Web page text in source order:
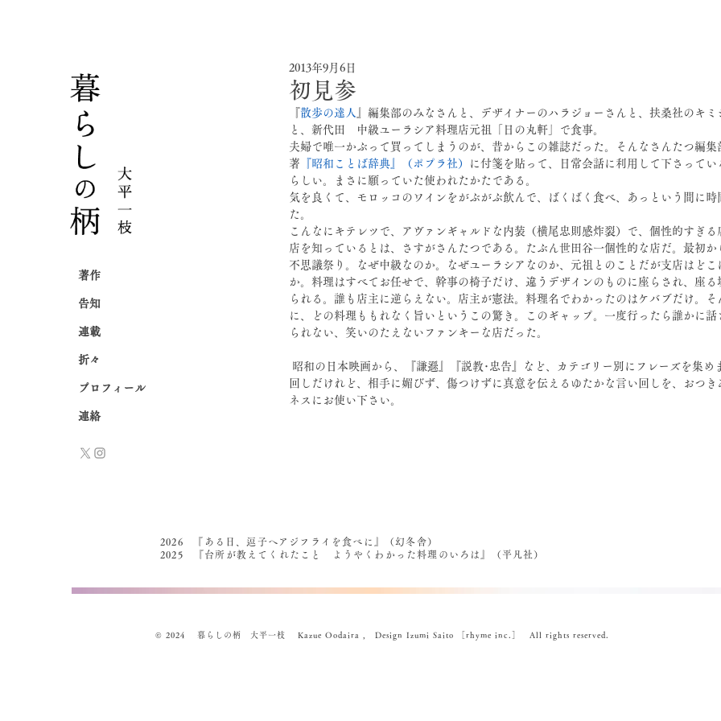
初見参
2013年9月6日
散歩の達人
』編集部のみなさんと、デザイナーのハラジョーさんと、扶桑社のキミ
と、新代田　中級ユーラシア料理店元祖「日の丸軒」で食事。
夫婦で唯一かぶって買ってしまうのが、昔からこの雑誌だった。そんなさんたつ編集
著 『昭和ことば辞典』（ポプラ社）
に付箋を貼って、日常会話に利用して下さってい
らしい。まさに願っていた使われたかたである。
気を良くて、モロッコのワインをがぶがぶ飲んで、ばくばく食べ、あっという間に時
た。
こんなにキテレツで、アヴァンギャルドな内装（横尾忠則感炸裂）で、個性的すぎる
店を知っているとは、さすがさんたつである。たぶん世田谷一個性的な店だ。最初か
不思議祭り。なぜ中級なのか。なぜユーラシアなのか、元祖とのことだが支店はどこ
か。料理はすべてお任せで、幹事の椅子だけ、違うデザインのものに座らされ、座る
られる。誰も店主に逆らえない。店主が憲法。料理名でわかったのはケバブだけ。そ
に、どの料理ももれなく旨いというこの驚き。このギャップ。一度行ったら誰かに話
られない、笑いのたえないファンキーな店だった。
回しだけれど、相手に媚びず、傷つけずに真意を伝えるゆたかな言い回しを、おつき
ネスにお使い下さい。
著作
告知
連載
折々
プロフィール
連絡
2026 『ある日、逗子へアジフライを食べに』（幻冬舎）
2025 『台所が教えてくれたこと ようやくわかった料理のいろは』（平凡社）
© 2024 暮らしの柄 大平一枝 Kazue Oodaira , Design Izumi Saito ［rhyme inc.］ All rights reserved.